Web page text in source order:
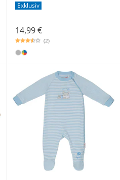
Exklusiv
14,99 €
(2)